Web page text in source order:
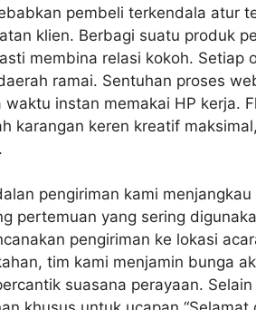
pembeli terkendala atur
klien. Berbagi suatu produk
membina relasi kokoh. Setiap
ramai. Sentuhan proses
waktu instan memakai HP kerja.
karangan keren kreatif
pengiriman kami
pertemuan yang sering
pengiriman ke lokasi
tim kami menjamin bunga
suasana perayaan.